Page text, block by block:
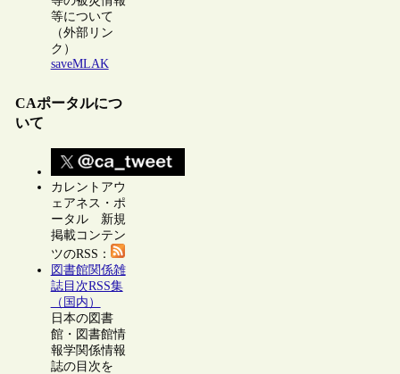
等について
（外部リン
ク）
saveMLAK
CAポータルにつ
いて
カレントアウ
ェアネス・ポ
ータル 新規
掲載コンテン
ツのRSS：
図書館関係雑
誌目次RSS集
（国内）
日本の図書
館・図書館情
報学関係情報
誌の目次を